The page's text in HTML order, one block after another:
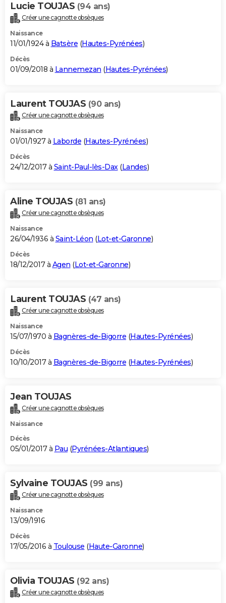
Lucie TOUJAS (94 ans)
Créer une cagnotte obsèques
Naissance
11/01/1924 à Batsère (Hautes-Pyrénées)
Décès
01/09/2018 à Lannemezan (Hautes-Pyrénées)
Laurent TOUJAS (90 ans)
Créer une cagnotte obsèques
Naissance
01/01/1927 à Laborde (Hautes-Pyrénées)
Décès
24/12/2017 à Saint-Paul-lès-Dax(Landes)
Aline TOUJAS (81 ans)
Créer une cagnotte obsèques
Naissance
26/04/1936 à Saint-Léon (Lot-et-Garonne)
Décès
18/12/2017 à Agen (Lot-et-Garonne)
Laurent TOUJAS (47 ans)
Créer une cagnotte obsèques
Naissance
15/07/1970 à Bagnères-de-Bigorre (Hautes-Pyrénées)
Décès
10/10/2017 à Bagnères-de-Bigorre (Hautes-Pyrénées)
Jean TOUJAS
Créer une cagnotte obsèques
Naissance
Décès
05/01/2017 à Pau (Pyrénées-Atlantiques)
Sylvaine TOUJAS (99 ans)
Créer une cagnotte obsèques
Naissance
13/09/1916
Décès
17/05/2016 à Toulouse (Haute-Garonne)
Olivia TOUJAS (92 ans)
Créer une cagnotte obsèques